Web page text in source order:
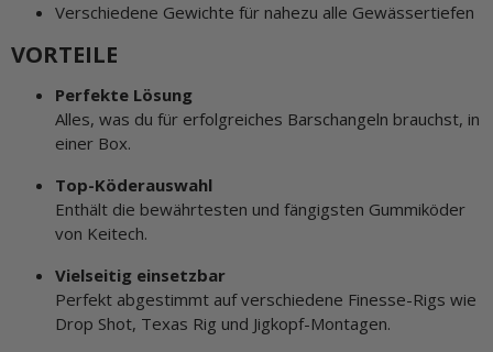
Verschiedene Gewichte für nahezu alle Gewässertiefen
VORTEILE
Perfekte Lösung
Alles, was du für erfolgreiches Barschangeln brauchst, in
einer Box.
Top-Köderauswahl
Enthält die bewährtesten und fängigsten Gummiköder
von Keitech.
Vielseitig einsetzbar
Perfekt abgestimmt auf verschiedene Finesse-Rigs wie
Drop Shot, Texas Rig und Jigkopf-Montagen.